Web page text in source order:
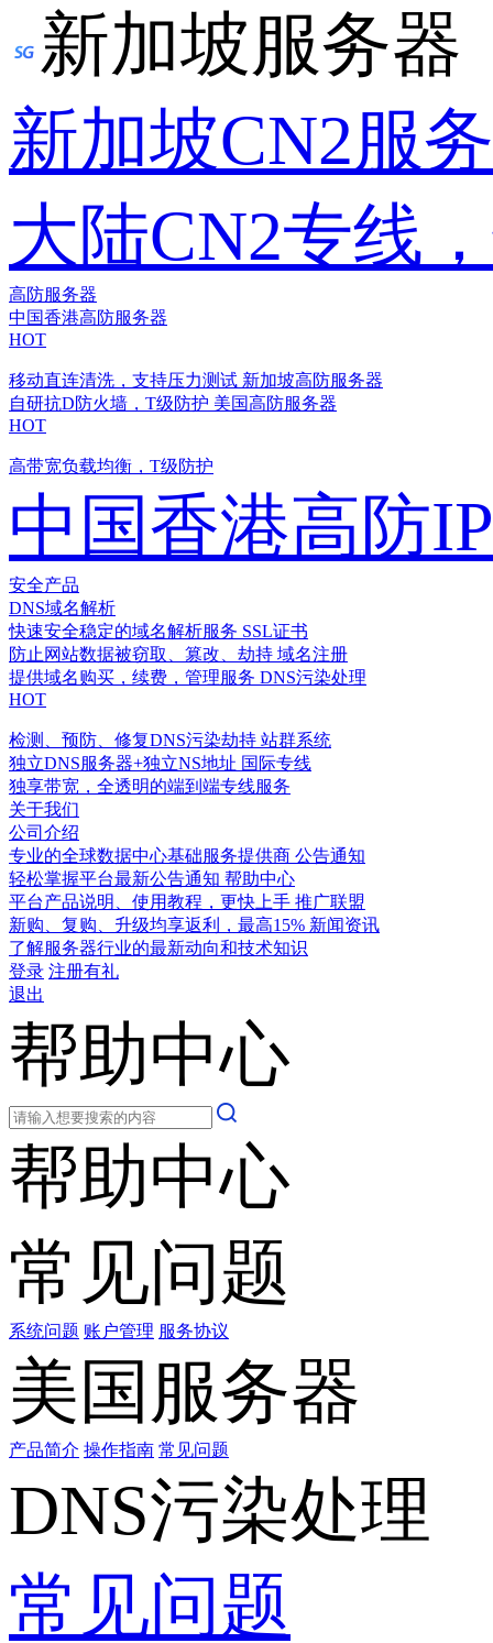
新加坡服务器
新加坡CN2服
大陆CN2专线
高防服务器
中国香港高防服务器
HOT
移动直连清洗，支持压力测试 新加坡高防服务器
自研抗D防火墙，T级防护 美国高防服务器
HOT
高带宽负载均衡，T级防护
中国香港高防IP
安全产品
DNS域名解析
快速安全稳定的域名解析服务 SSL证书
防止网站数据被窃取、篡改、劫持 域名注册
提供域名购买，续费，管理服务 DNS污染处理
HOT
检测、预防、修复DNS污染劫持 站群系统
独立DNS服务器+独立NS地址 国际专线
独享带宽，全透明的端到端专线服务
关于我们
公司介绍
专业的全球数据中心基础服务提供商 公告通知
轻松掌握平台最新公告通知 帮助中心
平台产品说明、使用教程，更快上手 推广联盟
新购、复购、升级均享返利，最高15% 新闻资讯
了解服务器行业的最新动向和技术知识
登录 注册有礼
退出
帮助中心
帮助中心
常见问题
系统问题 账户管理 服务协议
美国服务器
产品简介 操作指南 常见问题
DNS污染处理
常见问题